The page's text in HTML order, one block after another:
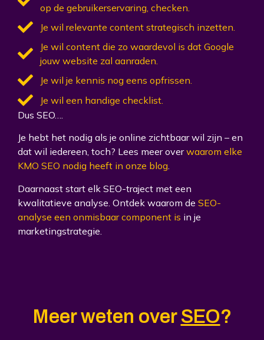
op de gebruikerservaring, checken.
Je wil relevante content strategisch inzetten.
Je wil content die zo waardevol is dat Google
jouw website zal aanraden.
Je wil je kennis nog eens opfrissen.
Je wil een handige checklist.
Dus SEO….
Je hebt het nodig als je online zichtbaar wil zijn – en
dat wil iedereen, toch? Lees meer overwaarom elke
KMO SEO nodig heeft in onze blog.
Daarnaast start elk SEO-traject met een
kwalitatieve analyse. Ontdek waarom de SEO-
analyse een onmisbaar component is in je
marketingstrategie.
Meer weten overSEO?